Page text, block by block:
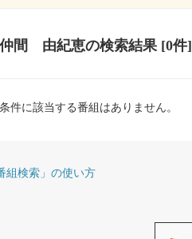
仲間 由紀恵の検索結果 [0件]
条件に該当する番組はありません。
組検索」の使い方